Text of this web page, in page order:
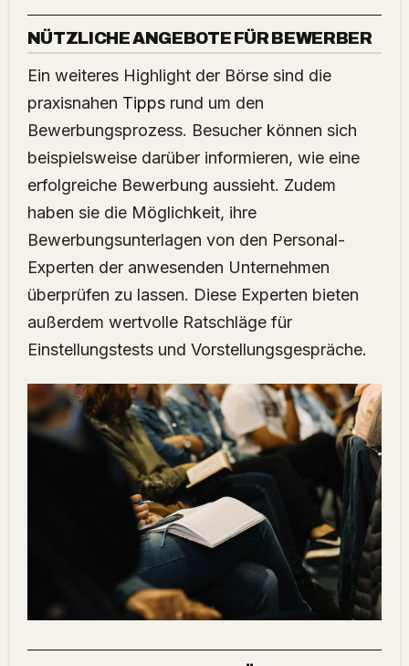
NÜTZLICHE ANGEBOTE FÜR BEWERBER
Ein weiteres Highlight der Börse sind die
praxisnahen Tippsrund um den
Bewerbungsprozess. Besucher können sich
beispielsweise darüber informieren, wie eine
erfolgreiche Bewerbung aussieht. Zudem
haben sie die Möglichkeit, ihre
Bewerbungsunterlagen von den Personal-
Experten der anwesenden Unternehmen
überprüfen zu lassen. Diese Experten bieten
außerdem wertvolle Ratschläge für
Einstellungstests und Vorstellungsgespräche.